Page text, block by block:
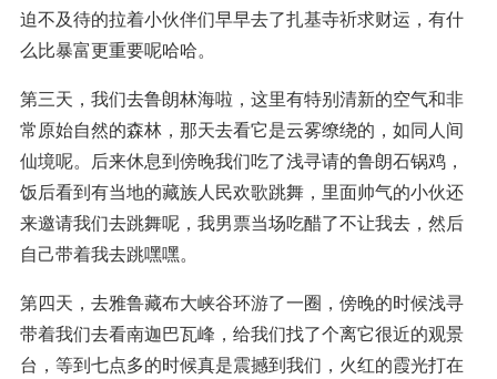
迫不及待的拉着小伙伴们早早去了扎基寺祈求财运，有什
么比暴富更重要呢哈哈。
第三天，我们去鲁朗林海啦，这里有特别清新的空气和非
常原始自然的森林，那天去看它是云雾缭绕的，如同人间
仙境呢。后来休息到傍晚我们吃了浅寻请的鲁朗石锅鸡，
饭后看到有当地的藏族人民欢歌跳舞，里面帅气的小伙还
来邀请我们去跳舞呢，我男票当场吃醋了不让我去，然后
自己带着我去跳嘿嘿。
第四天，去雅鲁藏布大峡谷环游了一圈，傍晚的时候浅寻
带着我们去看南迦巴瓦峰，给我们找了个离它很近的观景
台，等到七点多的时候真是震撼到我们，火红的霞光打在